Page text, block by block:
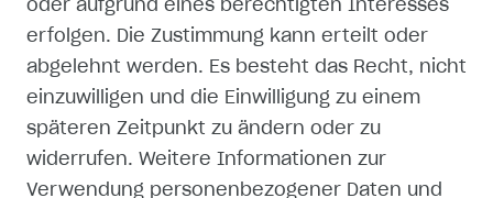
SHOP
oder aufgrund eines berechtigten Interesses
erfolgen. Die Zustimmung kann erteilt oder
abgelehnt werden. Es besteht das Recht, nicht
einzuwilligen und die Einwilligung zu einem
späteren Zeitpunkt zu ändern oder zu
widerrufen. Weitere Informationen zur
Verwendung personenbezogener Daten und